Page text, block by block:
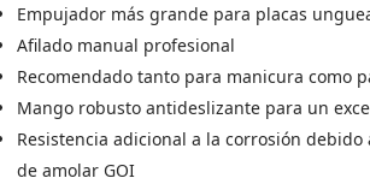
Empujador más grande para placas
Afilado manual profesional
Recomendado tanto para manicura como
Mango robusto antideslizante para un
Resistencia adicional a la corrosión
de amolar GOI